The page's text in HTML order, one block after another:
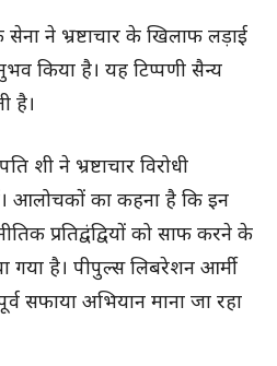
ने भ्रष्टाचार के खिलाफ लड़ाई
किया है। यह टिप्पणी सैन्य
है।
शी ने भ्रष्टाचार विरोधी
आलोचकों का कहना है कि इन
प्रतिद्वंद्वियों को साफ करने के
है। पीपुल्स लिबरेशन आर्मी
सफाया अभियान माना जा रहा